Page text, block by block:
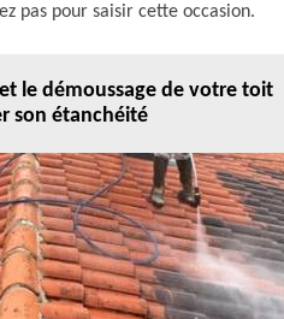
pas pour saisir cette occasion.
le démoussage de votre toit
son étanchéité